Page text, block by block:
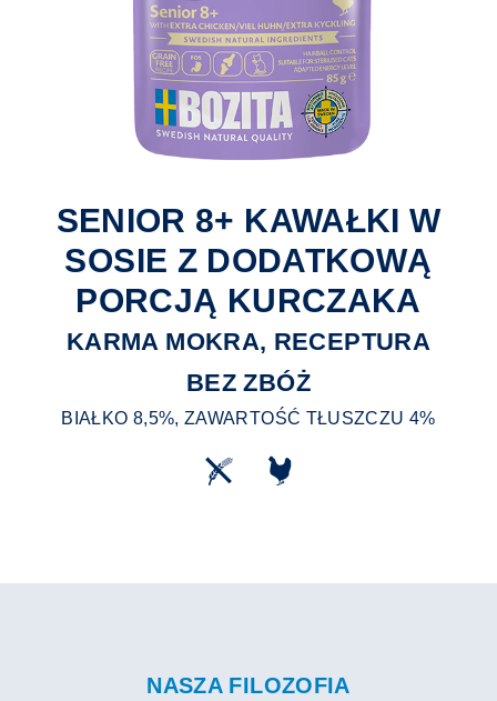
SENIOR 8+ KAWAŁKI W
SOSIE Z DODATKOWĄ
PORCJĄ KURCZAKA
KARMA MOKRA, RECEPTURA
BEZ ZBÓŻ
BIAŁKO 8,5%, ZAWARTOŚĆ TŁUSZCZU 4%
NASZA FILOZOFIA